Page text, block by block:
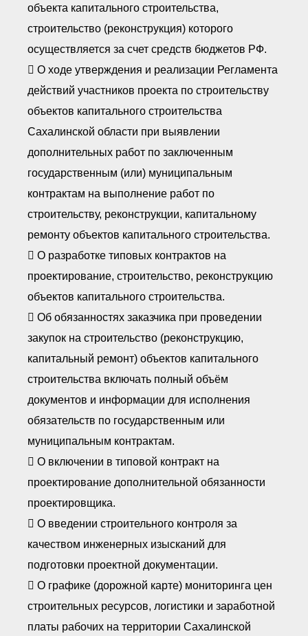
объекта капитального строительства,
строительство (реконструкция) которого
осуществляется за счет средств бюджетов РФ.
 О ходе утверждения и реализации Регламента
действий участников проекта по строительству
объектов капитального строительства
Сахалинской области при выявлении
дополнительных работ по заключенным
государственным (или) муниципальным
контрактам на выполнение работ по
строительству, реконструкции, капитальному
ремонту объектов капитального строительства.
 О разработке типовых контрактов на
проектирование, строительство, реконструкцию
объектов капитального строительства.
 Об обязанностях заказчика при проведении
закупок на строительство (реконструкцию,
капитальный ремонт) объектов капитального
строительства включать полный объём
документов и информации для исполнения
обязательств по государственным или
муниципальным контрактам.
 О включении в типовой контракт на
проектирование дополнительной обязанности
проектировщика.
 О введении строительного контроля за
качеством инженерных изысканий для
подготовки проектной документации.
 О графике (дорожной карте) мониторинга цен
строительных ресурсов, логистики и заработной
платы рабочих на территории Сахалинской